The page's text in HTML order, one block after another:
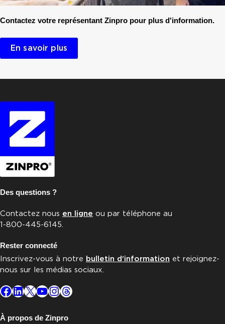
Contactez votre représentant Zinpro pour plus d'information.
En savoir plus
Des questions ?
Contactez nous en ligne ou par téléphone au
1-800-445-6145.
Rester connecté
Inscrivez-vous à notre bulletin d'information et rejoignez-
nous sur les médias sociaux.
Facebook
LinkedIn
X YouTube
Instagram
Threads
À propos de Zinpro